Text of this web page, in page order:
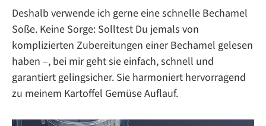
Deshalb verwende ich gerne eine schnelle Bechamel
Soße. Keine Sorge: Solltest Du jemals von
komplizierten Zubereitungen einer Bechamel gelesen
haben –, bei mir geht sie einfach, schnell und
garantiert gelingsicher. Sie harmoniert hervorragend
zu meinem Kartoffel Gemüse Auflauf.